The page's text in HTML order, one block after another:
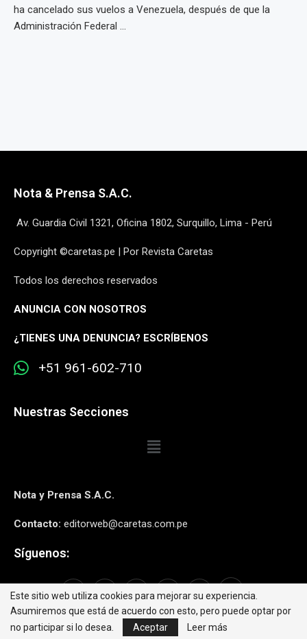
ha cancelado sus vuelos a Venezuela, después de que la
Administración Federal ...
Nota & Prensa S.A.C.
Av. Guardia Civil 1321, Oficina 1802, Surquillo, Lima - Perú
Copyright ©caretas.pe | Por Revista Caretas
Todos los derechos reservados
ANUNCIA CON NOSOTROS
¿TIENES UNA DENUNCIA? ESCRÍBENOS
+51 961-602-710
Nuestras Secciones
Nota y Prensa S.A.C.
Contacto: editorweb@caretas.com.pe
Síguenos:
Este sitio web utiliza cookies para mejorar su experiencia.
Asumiremos que está de acuerdo con esto, pero puede optar por
no participar si lo desea.
Aceptar Leer más